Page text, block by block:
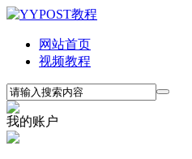
网站首页
视频教程
我的账户